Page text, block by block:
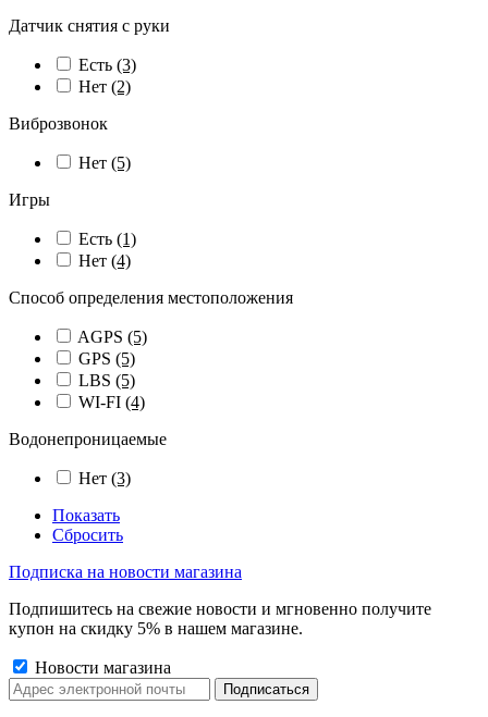
Датчик снятия с руки
Есть (3)
Нет (2)
Виброзвонок
Нет (5)
Игры
Есть (1)
Нет (4)
Способ определения местоположения
AGPS (5)
GPS (5)
LBS (5)
WI-FI (4)
Водонепроницаемые
Нет (3)
Показать
Сбросить
Подписка на новости магазина
Подпишитесь на свежие новости и мгновенно получите
купон на скидку 5% в нашем магазине.
Новости магазина